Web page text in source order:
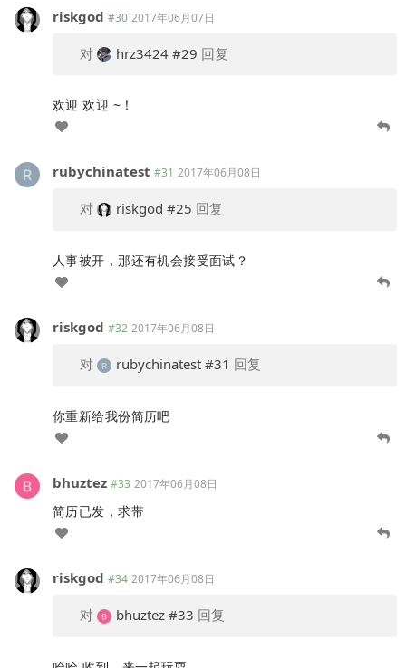
riskgod #30 2017年06月07日
对 hrz3424 #29 回复
欢迎 欢迎 ~！
rubychinatest #31 2017年06月08日
对 riskgod #25 回复
人事被开，那还有机会接受面试？
riskgod #32 2017年06月08日
对 rubychinatest #31 回复
你重新给我份简历吧
bhuztez #33 2017年06月08日
简历已发，求带
riskgod #34 2017年06月08日
对 bhuztez #33 回复